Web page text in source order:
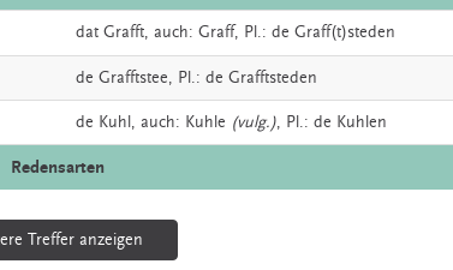
dat Grafft, auch: Graff, Pl.: de Graff(t)steden
de Grafftstee, Pl.: de Grafftsteden
de Kuhl, auch: Kuhle (vulg.), Pl.: de Kuhlen
Redensarten
Treffer anzeigen